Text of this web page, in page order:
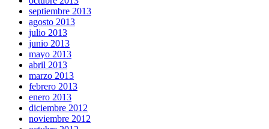
septiembre 2013
agosto 2013
julio 2013
junio 2013
mayo 2013
abril 2013
marzo 2013
febrero 2013
enero 2013
diciembre 2012
noviembre 2012